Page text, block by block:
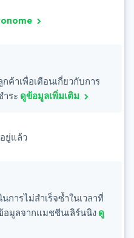
ค้าเพื่อเตือนเกี่ยวกับการ
ระ ดูข้อมูลเพิ่มเติม
ยู่แล้ว
การไม่สำเร็จซ้ำในเวลาที่
มูลจากแมชชีนเลิร์นนิง ดู